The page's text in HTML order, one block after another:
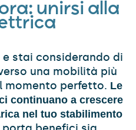
unirsi alla
e stai considerando di
una mobilità più
momento perfetto. Le
continuano a crescere
nel tuo stabilimento